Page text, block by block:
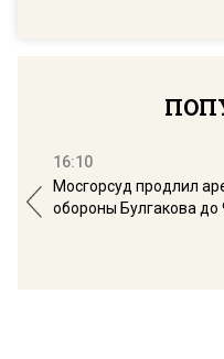
16:10
Мосгорсуд продлил
обороны Булгакова до